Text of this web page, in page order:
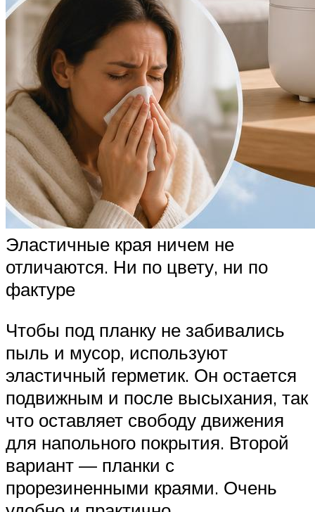
Эластичные края ничем не
отличаются. Ни по цвету, ни по
фактуре
Чтобы под планку не забивались
пыль и мусор, используют
эластичный герметик. Он остается
подвижным и после высыхания, так
что оставляет свободу движения
для напольного покрытия. Второй
вариант — планки с
прорезиненными краями. Очень